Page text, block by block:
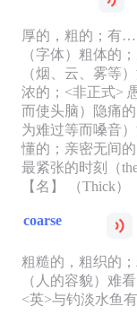
厚的，粗的；有
（字体）粗体的
（烟、云、雾等
浓的；<非正式>
而使头脑）隐痛
为难过等而嗓音
懂的；亲密无间
最紧张的时刻（
【名】 （Thick
coarse
粗糙的，粗织的
（人的容貌）难
<英>与钓淡水鱼有